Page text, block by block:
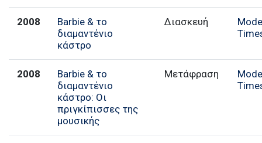
2008
Barbie & το
διαμαντένιο
κάστρο
Διασκευή
2008
Barbie & το
διαμαντένιο
κάστρο: Οι
πριγκίπισσες της
μουσικής
Μετάφραση